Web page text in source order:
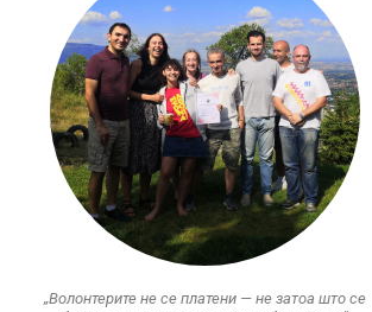
„Волонтерите не се платени — не затоа што се